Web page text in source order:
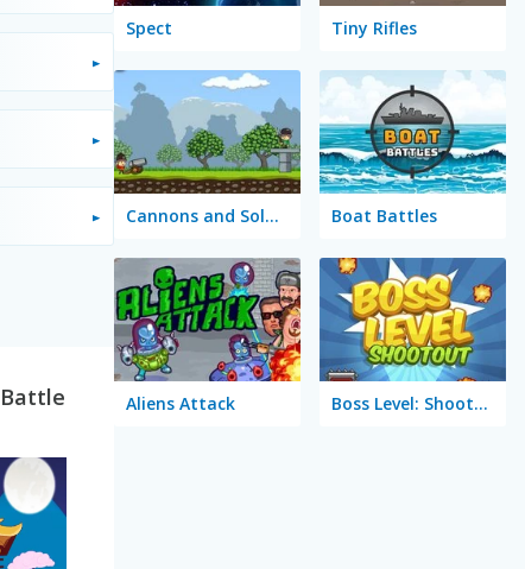
Spect Tiny Rifles
Cannons and Soldiers: Mountain Offense Boat Battles
Aliens Attack Boss Level: Shootout